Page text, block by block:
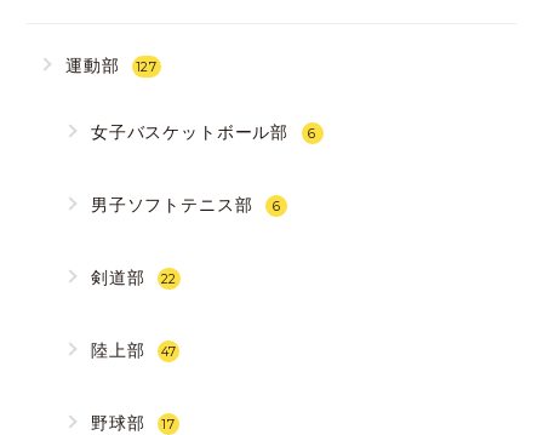
運動部 127
女子バスケットボール部 6
男子ソフトテニス部 6
剣道部 22
陸上部 47
野球部 17